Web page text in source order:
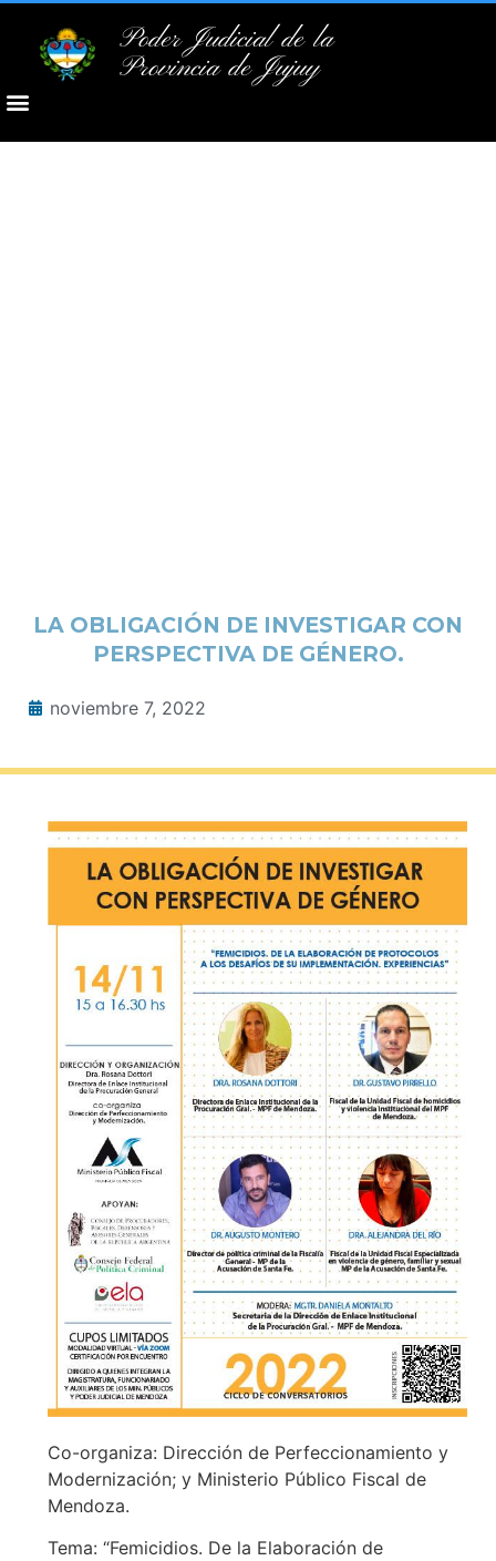
Poder Judicial de la
Provincia de Jujuy
LA OBLIGACIÓN DE INVESTIGAR CON
PERSPECTIVA DE GÉNERO.
noviembre 7, 2022
Co-organiza: Dirección de Perfeccionamiento y
Modernización; y Ministerio Público Fiscal de
Mendoza.
Tema: “Femicidios. De la Elaboración de